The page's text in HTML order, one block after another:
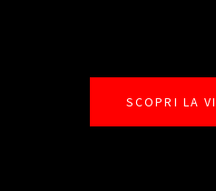
SCOPRI LA